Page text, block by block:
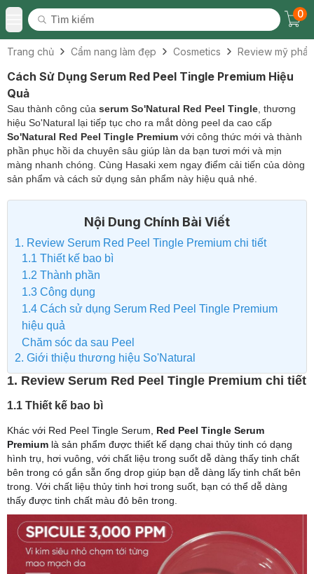
Toggle Menu
Tìm kiếm
Tìm kiếm
0
Trang chủ Cẩm nang làm đẹp Cosmetics Review mỹ
Cách Sử Dụng Serum Red Peel Tingle Premium Hiệu
Quả
Sau thành công của serum So'Natural Red Peel Tingle , thương
hiệu So'Natural lại tiếp tục cho ra mắt dòng peel da cao cấp
So'Natural Red Peel Tingle Premium với công thức mới và thành
phần phục hồi da chuyên sâu giúp làn da bạn tươi mới và mịn
màng nhanh chóng. Cùng Hasaki xem ngay điểm cải tiến của dòng
sản phẩm và cách sử dụng sản phẩm này hiệu quả nhé.
Nội Dung Chính Bài Viết
1. Review Serum Red Peel Tingle Premium chi tiết
1.1 Thiết kế bao bì
1.2 Thành phần
1.3 Công dụng
1.4 Cách sử dụng Serum Red Peel Tingle Premium
hiệu quả
Chăm sóc da sau Peel
2. Giới thiệu thương hiệu So'Natural
1. Review Serum Red Peel Tingle Premium chi tiết
1.1 Thiết kế bao bì
Khác với Red Peel Tingle Serum, Red Peel Tingle Serum
Premium là sản phẩm được thiết kế dạng chai thủy tinh có dạng
hình trụ, hơi vuông, với chất liệu trong suốt dễ dàng thấy tinh chất
bên trong có gắn sẵn ống drop giúp bạn dễ dàng lấy tinh chất bên
trong. Với chất liệu thủy tinh hơi trong suốt, bạn có thể dễ dàng
thấy được tinh chất màu đỏ bên trong.